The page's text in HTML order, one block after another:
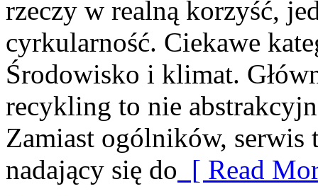
rzeczy w realną korzyść,
cyrkularność. Ciekawe
Środowisko i klimat.
recykling to nie
Zamiast ogólników, serwis
nadający się do [ Read